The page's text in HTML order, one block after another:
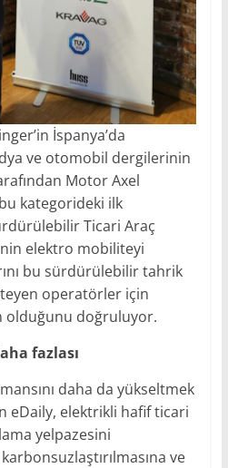
İspanya’da
ve otomobil dergilerinin
Motor Axel
kategorideki ilk
Ticari Araç
elektro mobiliteyi
bu sürdürülebilir tahrik
operatörler için
olduğunu doğruluyor.
fazlası
daha da yükseltmek
eDaily, elektrikli hafif ticari
yelpazesini
ve